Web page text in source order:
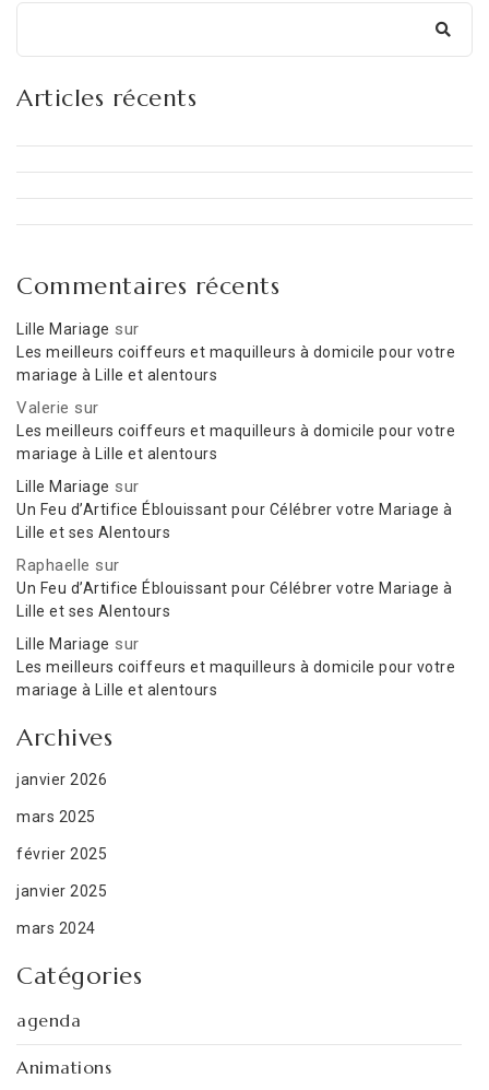
Articles récents
Commentaires récents
Lille Mariage sur
Les meilleurs coiffeurs et maquilleurs à domicile pour votre
mariage à Lille et alentours
Valerie sur
Les meilleurs coiffeurs et maquilleurs à domicile pour votre
mariage à Lille et alentours
Lille Mariage sur
Un Feu d’Artifice Éblouissant pour Célébrer votre Mariage à
Lille et ses Alentours
Raphaelle sur
Un Feu d’Artifice Éblouissant pour Célébrer votre Mariage à
Lille et ses Alentours
Lille Mariage sur
Les meilleurs coiffeurs et maquilleurs à domicile pour votre
mariage à Lille et alentours
Archives
janvier 2026
mars 2025
février 2025
janvier 2025
mars 2024
Catégories
agenda
Animations